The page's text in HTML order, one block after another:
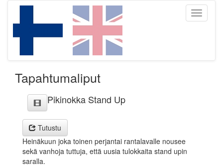
Toggle
Tapahtumaliput
Pikinokka Stand Up
Tutustu
Heinäkuun joka toinen perjantai rantalavalle nousee
sekä vanhoja tuttuja, että uusia tulokkaita stand upin
saralla.